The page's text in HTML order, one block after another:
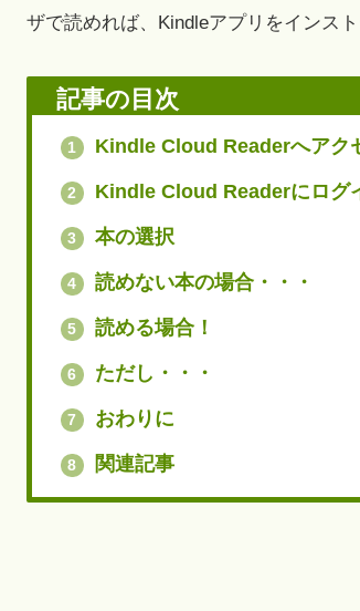
ザで読めれば、Kindleアプリをインス
記事の目次
1 Kindle Cloud Readerへアク
2 Kindle Cloud Readerにログ
3 本の選択
4 読めない本の場合・・・
5 読める場合！
6 ただし・・・
7 おわりに
8 関連記事